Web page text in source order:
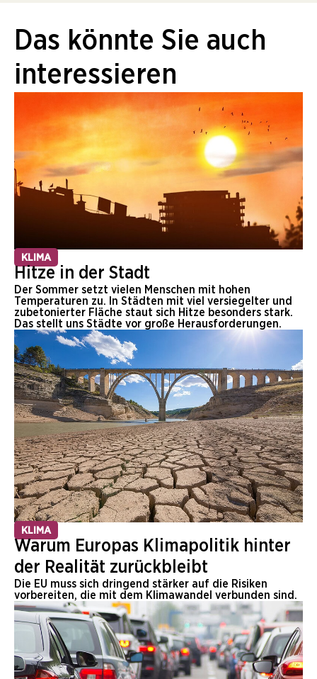
Das könnte Sie auch
interessieren
KLIMA
Hitze in der Stadt
Der Sommer setzt vielen Menschen mit hohen
Temperaturen zu. In Städten mit viel versiegelter und
zubetonierter Fläche staut sich Hitze besonders stark.
Das stellt uns Städte vor große Herausforderungen.
KLIMA
Warum Europas Klimapolitik hinter
der Realität zurückbleibt
Die EU muss sich dringend stärker auf die Risiken
vorbereiten, die mit dem Klimawandel verbunden sind.